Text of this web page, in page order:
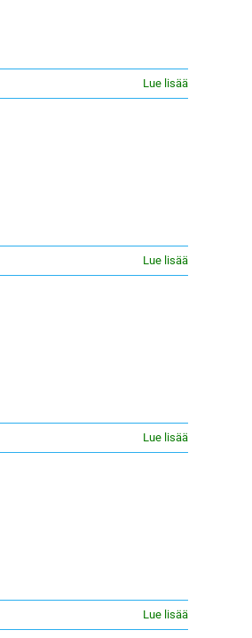
Lue lisää
Lue lisää
Lue lisää
Lue lisää